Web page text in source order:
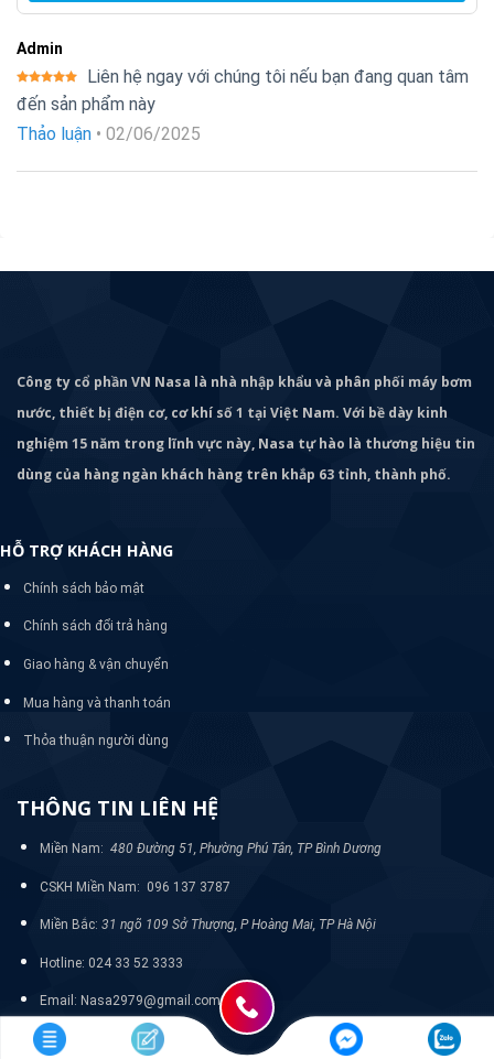
Admin
Được xếp
hạng
55
Liên hệ ngay với chúng tôi nếu bạn đang quan tâm
đến sản phẩm này
Thảo luận • 02/06/2025
Công ty cổ phần VN Nasa là nhà nhập khẩu và phân phối máy bơm
nước, thiết bị điện cơ, cơ khí số 1 tại Việt Nam. Với bề dày kinh
nghiệm 15 năm trong lĩnh vực này, Nasa tự hào là thương hiệu tin
dùng của hàng ngàn khách hàng trên khắp 63 tỉnh, thành phố.
HỖ TRỢ KHÁCH HÀNG
Chính sách bảo mật
Chính sách đổi trả hàng
Giao hàng & vận chuyển
Mua hàng và thanh toán
Thỏa thuận người dùng
THÔNG TIN LIÊN HỆ
Miền Nam: 480 Đường 51, Phường Phú Tân, TP Bình Dương
CSKH Miền Nam: 096 137 3787
Miền Bắc: 31 ngõ 109 Sở Thượng, P Hoàng Mai, TP Hà Nội
Hotline: 024 33 52 3333
Email: Nasa2979@gmail.com